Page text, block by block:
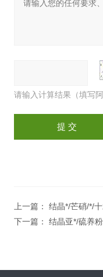
请输入计算结果（填写
上一篇： 结晶*/芒硝/*/十
下一篇： 结晶亚*/硫养